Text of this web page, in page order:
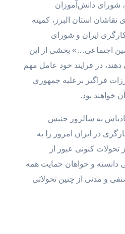
شورای دانش‌آموزان
نقاشان استان البرز، کمیته
ایران و شورای
اجتماعی…» بخشی از این
در فرایند خود عامل مهم
فراگیر برعلیه جمهوری
خواهند بود.
به سالروز جنبش
در ایران امروز را به
کنونی عبور از
و خواهان حمایت همه
و مدنی از چنین تحولاتی